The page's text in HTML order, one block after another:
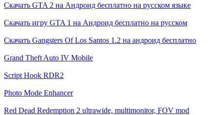
Скачать GTA 2 на Андроид бесплатно на русском языке
Скачать игру GTA 1 на Андроид бесплатно на русском
Скачать Gangsters Of Los Santos 1.2 на андроид бесплатно
Grand Theft Auto IV Mobile
Script Hook RDR2
Photo Mode Enhancer
Red Dead Redemption 2 ultrawide, multimonitor, FOV mod